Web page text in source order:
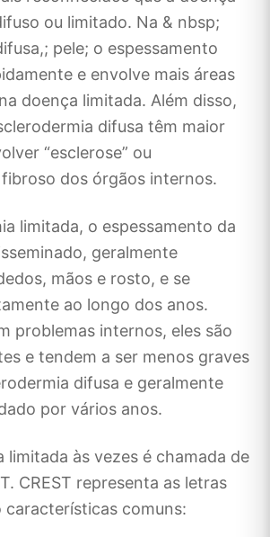
ou limitado. Na & nbsp;
pele; o espessamento
e envolve mais áreas
doença limitada. Além disso,
difusa têm maior
“esclerose” ou
dos órgãos internos.
limitada, o espessamento da
geralmente
mãos e rosto, e se
ao longo dos anos.
problemas internos, eles são
e tendem a ser menos graves
difusa e geralmente
por vários anos.
limitada às vezes é chamada de
CREST representa as letras
características comuns: